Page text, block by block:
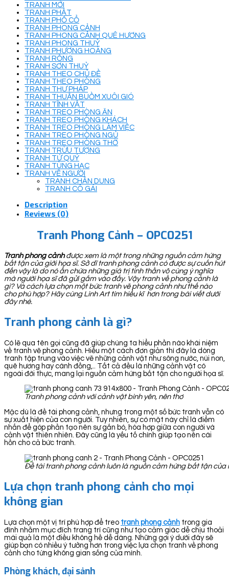
TRANH MỚI
TRANH PHẬT
TRANH PHỐ CỔ
TRANH PHONG CẢNH
TRANH PHONG CẢNH QUÊ HƯƠNG
TRANH PHONG THUỶ
TRANH PHƯỢNG HOÀNG
TRANH RỒNG
TRANH SƠN THUỶ
TRANH THEO CHỦ ĐỀ
TRANH THEO PHÒNG
TRANH THƯ PHÁP
TRANH THUẬN BUỒM XUÔI GIÓ
TRANH TĨNH VẬT
TRANH TREO PHÒNG ĂN
TRANH TREO PHÒNG KHÁCH
TRANH TREO PHÒNG LÀM VIỆC
TRANH TREO PHÒNG NGỦ
TRANH TREO PHÒNG THỜ
TRANH TRỪU TƯỢNG
TRANH TỨ QUÝ
TRANH TÙNG HẠC
TRANH VẼ NGƯỜI
TRANH CHÂN DUNG
TRANH CÔ GÁI
Description
Reviews (0)
Tranh Phong Cảnh – OPC0251
Tranh phong cảnhđược xem là một trong những nguồn cảm hứng
bất tận của giới họa sĩ. Sở dĩ tranh phong cảnh có được sự cuốn hút
đến vậy là do nó ẩn chứa những giá trị tinh thần vô cùng ý nghĩa
mà người họa sĩ đã gửi gắm vào đấy. Vậy tranh về phong cảnh là
gì? Và cách lựa chọn một bức tranh vẽ phong cảnh như thế nào
cho phù hợp? Hãy cùng Linh Art tìm hiểu kĩ hơn trong bài viết dưới
đây nhé.
Tranh phong cảnh là gì?
Có lẽ qua tên gọi cũng đã giúp chúng ta hiểu phần nào khái niệm
về tranh vẽ phong cảnh. Hiểu một cách đơn giản thì đây là dòng
tranh tập trung vào việc vẽ những cảnh vật như sông nước, núi non,
quê hương hay cánh đồng,.. Tất cả đều là những cảnh vật có
ngoài đời thực, mang lại nguồn cảm hứng bất tận cho người họa sĩ.
Tranh phong cảnh với cảnh vật bình yên, nên thơ
Mặc dù là đề tài phong cảnh, nhưng trong một số bức tranh vẫn có
sự xuất hiện của con người. Tuy nhiên, sự có mặt này chỉ là điểm
nhấn để góp phần tạo nên sự gắn bó, hòa hợp giữa con người và
cảnh vật thiên nhiên. Đây cũng là yếu tố chính giúp tạo nên cái
hồn cho cả bức tranh.
Đề tài tranh phong cảnh luôn là nguồn cảm hứng bất tận của
Lựa chọn tranh phong cảnh cho mọi
không gian
Lựa chọn một vị trí phù hợp để treo tranh phong cảnh trong gia
đình nhằm mục đích trang trí cũng như tạo cảm giác dễ chịu thoải
mái quả là một điều không hề dễ dàng. Những gợi ý dưới đây sẽ
giúp bạn có nhiều ý tưởng hơn trong việc lựa chọn tranh về phong
cảnh cho từng không gian sống của mình.
Phòng khách, đại sảnh